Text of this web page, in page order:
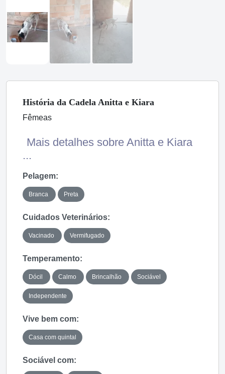
História da Cadela Anitta e Kiara
Fêmeas
Mais detalhes sobre Anitta e Kiara
...
Pelagem:
Branca Preta
Cuidados Veterinários:
Vacinado Vermifugado
Temperamento:
Dócil Calmo Brincalhão Sociável
Independente
Vive bem com:
Casa com quintal
Sociável com: